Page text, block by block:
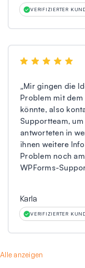
VERIFIZIERTER
„Mir gingen die
Problem mit dem
könnte, also
Supportteam,
antworteten in
ihnen weitere
Problem noch
WPForms-
Karla
VERIFIZIERTER
Alle anzeigen